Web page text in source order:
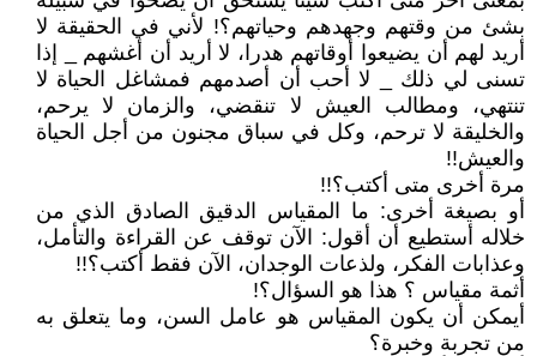
بشئ من وقتهم وجهدهم وحياتهم؟! لأني في الحقيقة لا
أريد لهم أن يضيعوا أوقاتهم هدرا، لا أريد أن أغشهم _ إذا
تسنى لي ذلك _ لا أحب أن أصدمهم فمشاغل الحياة لا
تنتهي، ومطالب العيش لا تنقضي، والزمان لا يرحم،
والخليقة لا ترحم، وكل في سباق مجنون من أجل الحياة
والعيش!!
مرة أخرى متى أكتب؟!!
أو بصيغة أخرى: ما المقياس الدقيق الصادق الذي من
خلاله أستطيع أن أقول: الآن توقف عن القراءة والتأمل،
وعذابات الفكر، ولذعات الوجدان، الآن فقط أكتب؟!!
أثمة مقياس ؟ هذا هو السؤال؟!
أيمكن أن يكون المقياس هو عامل السن، وما يتعلق به
من تجربة وخبرة؟